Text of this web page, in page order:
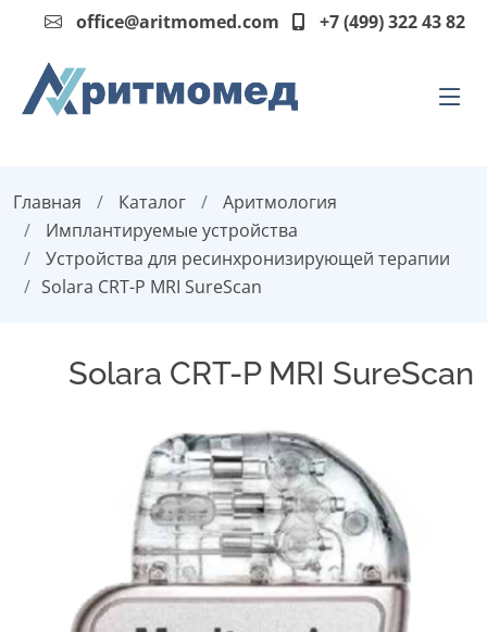
office@aritmomed.com +7 (499) 322 43 82
Главная Каталог
Аритмология
Имплантируемые устройства
Устройства для ресинхронизирующей терапии
Solara CRT-P MRI SureScan
Solara CRT-P MRI SureScan